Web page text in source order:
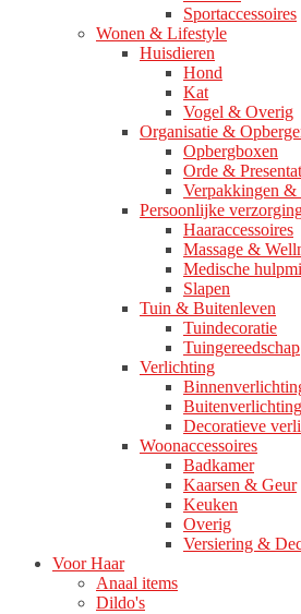
Sportaccessoires
Wonen & Lifestyle
Huisdieren
Hond
Kat
Vogel & Overig
Organisatie &
Opbergboxen
Orde &
Verpakkingen &
Persoonlijke
Haaraccessoires
Massage &
Medische
Slapen
Tuin & Buitenleven
Tuindecoratie
Tuingereedschap
Verlichting
Buitenverlichting
Decoratieve
Woonaccessoires
Badkamer
Kaarsen & Geur
Keuken
Overig
Versiering &
Voor Haar
Anaal items
Dildo's